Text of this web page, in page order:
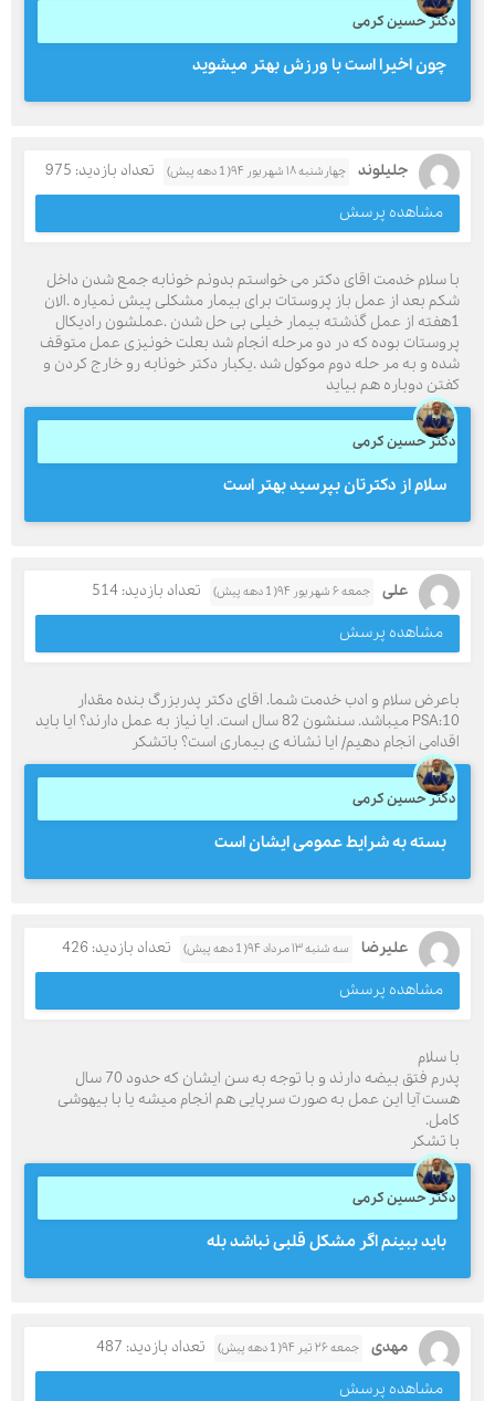
دکتر حسین کرمی
چون اخیرا است با ورزش بهتر میشوید
جلیلوند چهارشنبه ۱۸ شهریور ۹۴( 1 دهه پیش)
تعداد بازدید: 975
مشاهده پرسش
با سلام خدمت اقای دکتر می خواستم بدونم خونابه جمع شدن داخل
شکم بعد از عمل باز پروستات برای بیمار مشکلی پیش نمیاره .الان
1هفته از عمل گذشته بیمار خیلی بی حل شدن .عملشون رادیکال
پروستات بوده که در دو مرحله انجام شد بعلت خونیزی عمل متوقف
شده و به مر حله دوم موکول شد .یکبار دکتر خونابه رو خارج کردن و
کفتن دوباره هم بیاید
دکتر حسین کرمی
سلام از دکترتان بپرسید بهتر است
علی جمعه ۶ شهریور ۹۴( 1 دهه پیش)
تعداد بازدید: 514
مشاهده پرسش
باعرض سلام و ادب خدمت شما. اقای دکتر پدربزرگ بنده مقدار
PSA:10 میباشد. سنشون 82 سال است. ایا نیاز به عمل دارند؟ ایا باید
اقدامی انجام دهیم/ ایا نشانه ی بیماری است؟ باتشکر
دکتر حسین کرمی
بسته به شرایط عمومی ایشان است
علیرضا سه شنبه ۱۳ مرداد ۹۴( 1 دهه پیش)
تعداد بازدید: 426
مشاهده پرسش
با سلام
پدرم فتق بیضه دارند و با توجه به سن ایشان که حدود 70 سال
هست آیا این عمل به صورت سرپایی هم انجام میشه یا با بیهوشی
کامل.
با تشکر
دکتر حسین کرمی
باید ببینم اگر مشکل قلبی نباشد بله
مهدی جمعه ۲۶ تیر ۹۴( 1 دهه پیش)
تعداد بازدید: 487
مشاهده پرسش